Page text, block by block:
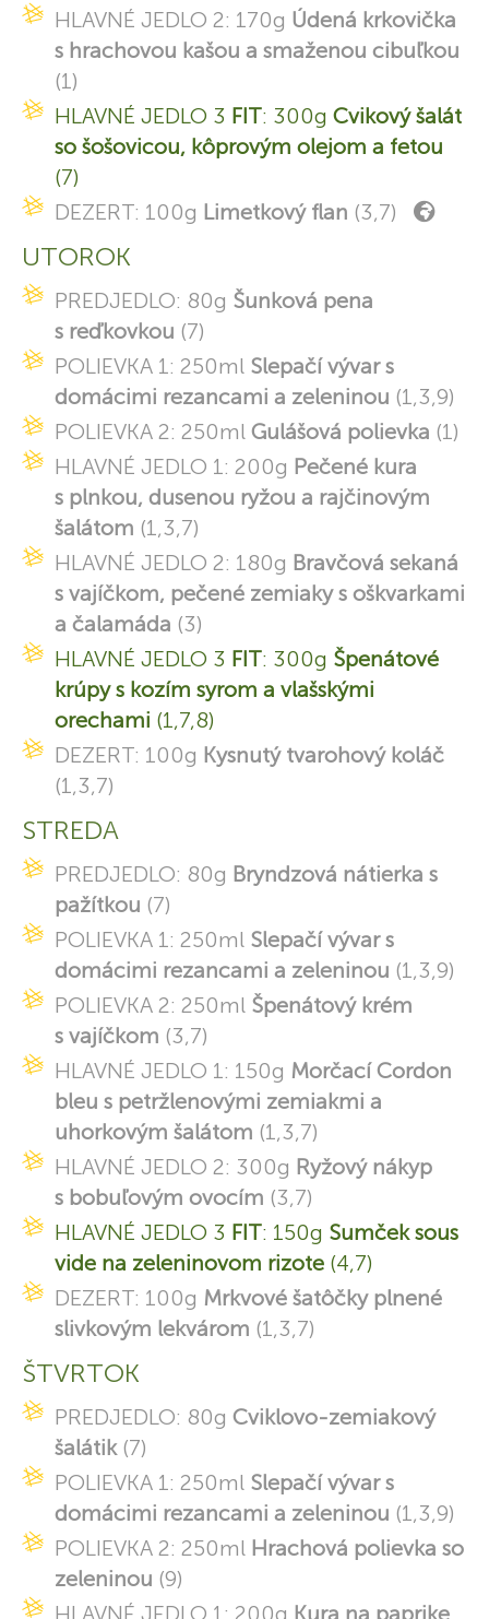
HLAVNÉ JEDLO 2: 170g Údená krkovička
s hrachovou kašou a smaženou cibuľkou
(1)
HLAVNÉ JEDLO 3 FIT: 300g Cvikový šalát
so šošovicou, kôprovým olejom a fetou
(7)
DEZERT: 100g Limetkový flan (3,7)
UTOROK
PREDJEDLO: 80g Šunková pena
s reďkovkou (7)
POLIEVKA 1: 250ml Slepačí vývar s
domácimi rezancami a zeleninou (1,3,9)
POLIEVKA 2: 250ml Gulášová polievka (1)
HLAVNÉ JEDLO 1: 200g Pečené kura
s plnkou, dusenou ryžou a rajčinovým
šalátom (1,3,7)
HLAVNÉ JEDLO 2: 180g Bravčová sekaná
s vajíčkom, pečené zemiaky s oškvarkami
a čalamáda (3)
HLAVNÉ JEDLO 3 FIT: 300g Špenátové
krúpy s kozím syrom a vlašskými
orechami (1,7,8)
DEZERT: 100g Kysnutý tvarohový koláč
(1,3,7)
STREDA
PREDJEDLO: 80g Bryndzová nátierka s
pažítkou (7)
POLIEVKA 1: 250ml Slepačí vývar s
domácimi rezancami a zeleninou (1,3,9)
POLIEVKA 2: 250ml Špenátový krém
s vajíčkom (3,7)
HLAVNÉ JEDLO 1: 150g Morčací Cordon
bleu s petržlenovými zemiakmi a
uhorkovým šalátom (1,3,7)
HLAVNÉ JEDLO 2: 300g Ryžový nákyp
s bobuľovým ovocím (3,7)
HLAVNÉ JEDLO 3 FIT: 150g Sumček sous
vide na zeleninovom rizote (4,7)
DEZERT: 100g Mrkvové šatôčky plnené
slivkovým lekvárom (1,3,7)
ŠTVRTOK
PREDJEDLO: 80g Cviklovo-zemiakový
šalátik(7)
POLIEVKA 1: 250ml Slepačí vývar s
domácimi rezancami a zeleninou (1,3,9)
POLIEVKA 2: 250ml Hrachová polievka so
zeleninou (9)